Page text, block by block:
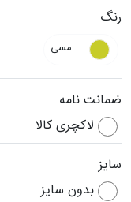
رنگ
مسی
ضمانت نامه
لاکچری کالا
سایز
بدون سایز